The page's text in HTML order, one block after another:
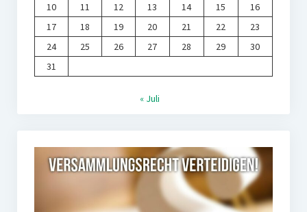
10 11 12 13 14 15
16
17
18 19 20 21 22
23
24
25 26 27 28 29
30
31
« Juli